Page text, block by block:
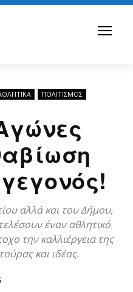
ΠΟΛΙΤΙΣΜΟΣ
αλλά και του Δήμου,
έναν αθλητικό
την καλλιέργεια της
και ιδέας.